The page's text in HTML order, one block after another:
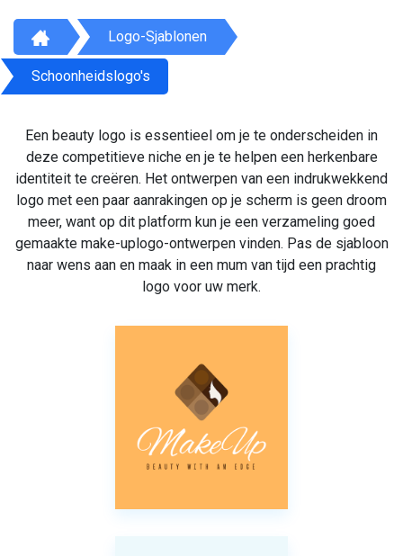
Logo-Sjablonen
Schoonheidslogo's
Een beauty logo is essentieel om je te onderscheiden in
deze competitieve niche en je te helpen een herkenbare
identiteit te creëren. Het ontwerpen van een indrukwekkend
logo met een paar aanrakingen op je scherm is geen droom
meer, want op dit platform kun je een verzameling goed
gemaakte make-uplogo-ontwerpen vinden. Pas de sjabloon
naar wens aan en maak in een mum van tijd een prachtig
logo voor uw merk.